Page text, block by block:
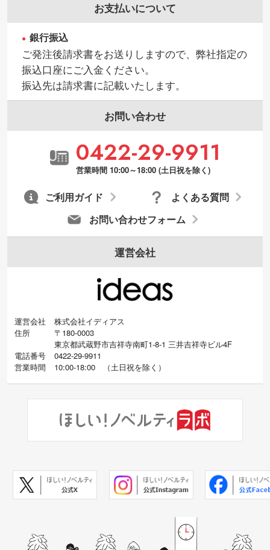
お支払いについて
銀行振込
ご発注後請求書をお送りしますので、弊社指定の
振込口座にご入金ください。
振込先は請求書に記載いたします。
お問い合わせ
0422-29-9911
営業時間 10:00～18:00 (土日祝を除く)
お問い合わせフォーム
よくある質問
ご利用ガイド
運営会社
運営会社
株式会社イディアス
住所
〒180-0003
東京都武蔵野市吉祥寺南町1-8-1 三井吉祥寺ビル4F
電話番号
0422-29-9911
営業時間
10:00-18:00 （土日祝を除く）